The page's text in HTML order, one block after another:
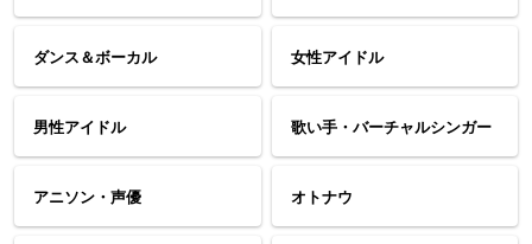
ダンス＆ボーカル 女性アイドル
男性アイドル 歌い手・バーチャルシンガー
アニソン・声優 オトナウ